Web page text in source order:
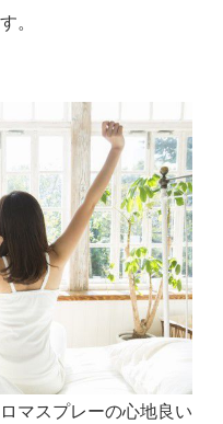
。
マスプレーの心地良い